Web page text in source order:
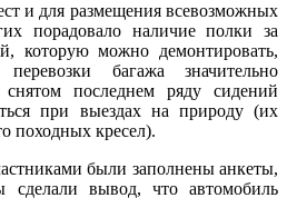
и для размещения всевозможных
порадовало наличие полки за
которую можно демонтировать,
багажа значительно
последнем ряду сидений
при выездах на природу (их
походных кресел).
были заполнены анкеты,
сделали вывод, что автомобиль